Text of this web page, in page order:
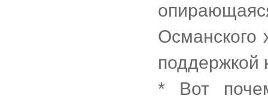
Османского
поддержкой
* Вот